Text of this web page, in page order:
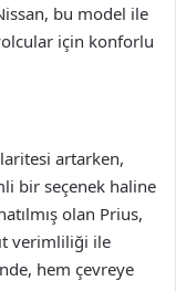
bu model ile
için konforlu
artarken,
bir seçenek haline
olan Prius,
verimliliği ile
hem çevreye